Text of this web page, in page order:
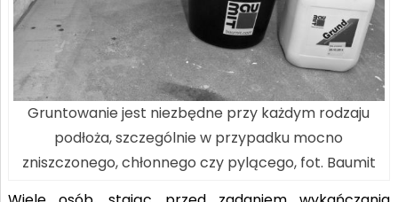
Gruntowanie jest niezbędne przy każdym rodzaju
podłoża, szczególnie w przypadku mocno
zniszczonego, chłonnego czy pylącego, fot. Baumit